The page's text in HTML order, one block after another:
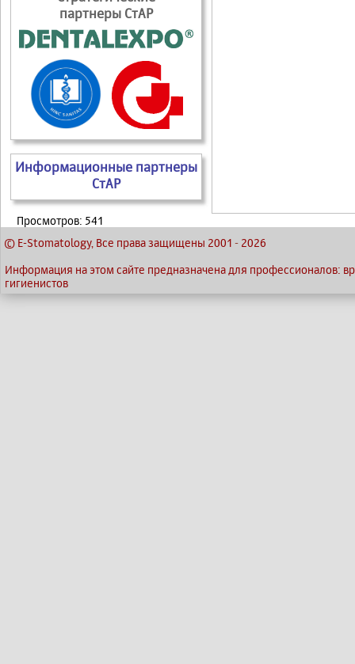
партнеры СтАР
Информационные партнеры
СтАР
Просмотров: 541
© E-Stomatology, Все права защищены 2001 - 2026
Информация на этом сайте предназначена для профессионалов:
гигиенистов